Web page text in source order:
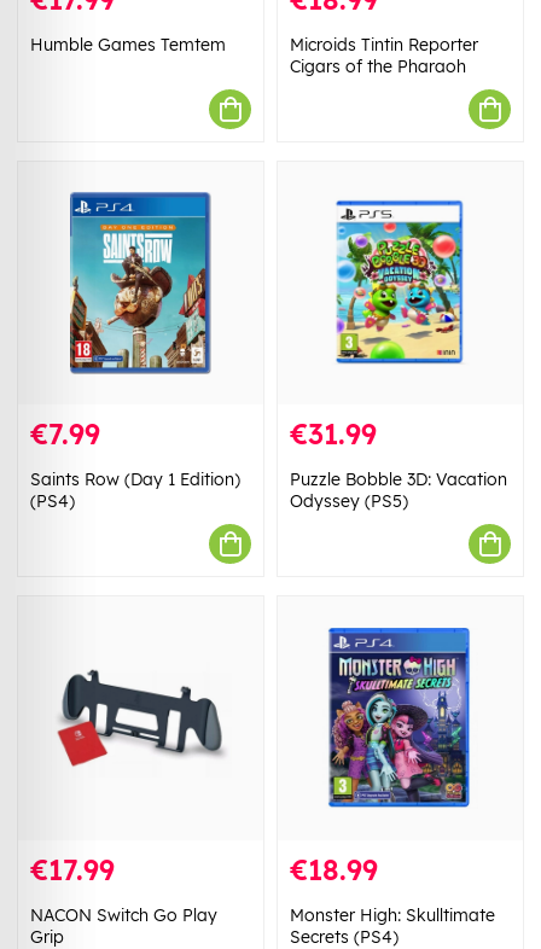
Humble Games Temtem
Microids Tintin Reporter
Cigars of the Pharaoh
€7.99
Saints Row (Day 1 Edition)
(PS4)
€31.99
Puzzle Bobble 3D: Vacation
Odyssey (PS5)
€17.99
NACON Switch Go Play
Grip
€18.99
Monster High: Skulltimate
Secrets (PS4)